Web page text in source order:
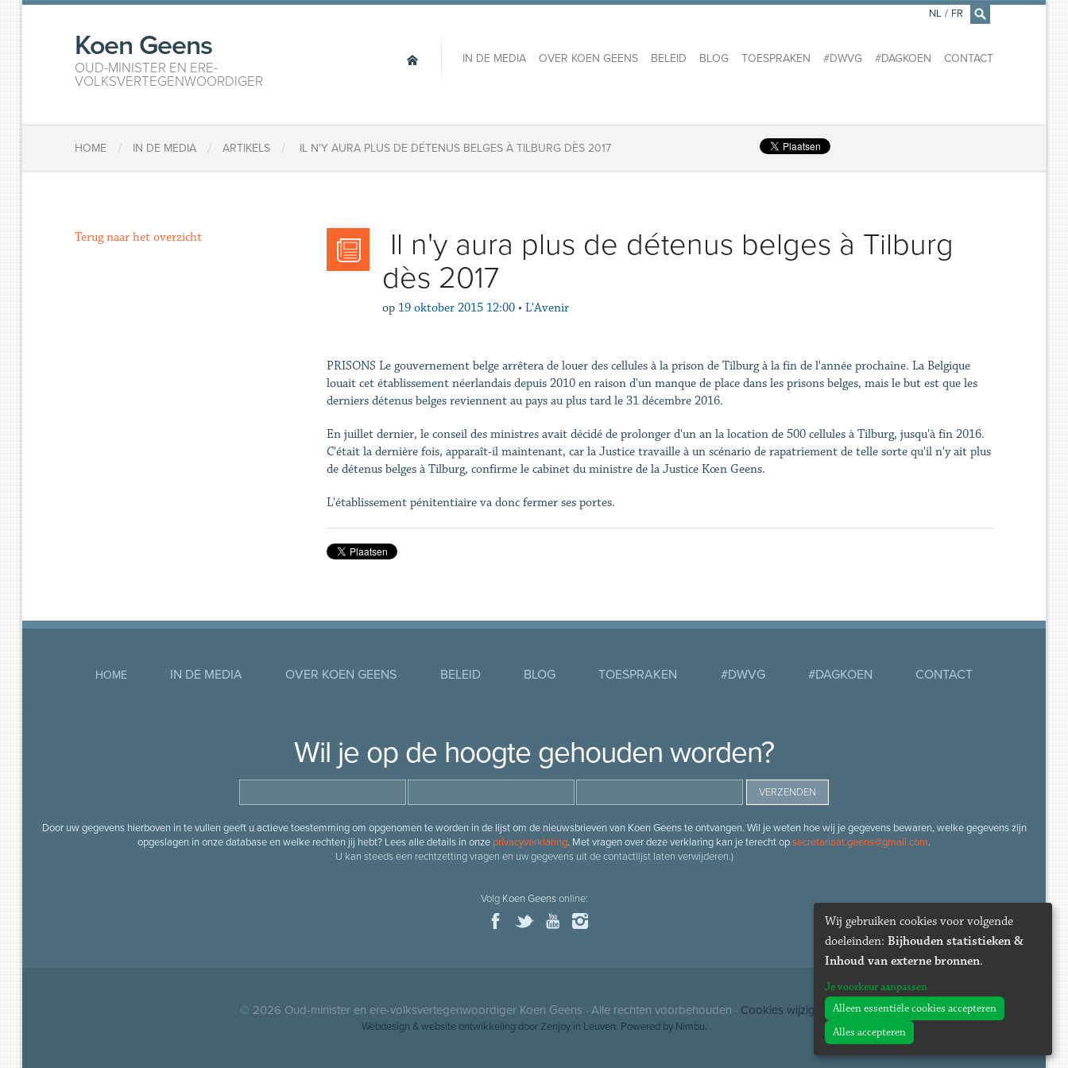
×
Koen Geens
OUD-MINISTER EN ERE-
VOLKSVERTEGENWOORDIGER
IN DE MEDIA OVER KOEN GEENS BELEID BLOG TOESPRAKEN #DWVG #DAGKOEN CONTACT
NL / FR
HOME / IN DE MEDIA / ARTIKELS / ​​​ IL N'Y AURA PLUS DE DÉTENUS BELGES À TILBURG DÈS 2017
​​​ Il n'y aura plus de détenus belges à Tilburg
dès 2017
op 19 oktober 2015 12:00 • L'Avenir
PRISONS Le gouvernement belge arrêtera de louer des cellules à la prison de Tilburg à la fin de l'année prochaine. La Belgique
louait cet établissement néerlandais depuis 2010 en raison d'un manque de place dans les prisons belges, mais le but est que les
derniers détenus belges reviennent au pays au plus tard le 31 décembre 2016.
En juillet dernier, le conseil des ministres avait décidé de prolonger d'un an la location de 500 cellules à Tilburg, jusqu'à fin 2016.
C'était la dernière fois, apparaît-il maintenant, car la Justice travaille à un scénario de rapatriement de telle sorte qu'il n'y ait plus
de détenus belges à Tilburg, confirme le cabinet du ministre de la Justice Kœn Geens.
L'établissement pénitentiaire va donc fermer ses portes.
Terug naar het overzicht
HOME IN DE MEDIA OVER KOEN GEENS BELEID BLOG TOESPRAKEN #DWVG #DAGKOEN CONTACT
Wil je op de hoogte gehouden worden?
Door uw gegevens hierboven in te vullen geeft u actieve toestemming om opgenomen te worden in de lijst om de nieuwsbrieven van Koen Geens te ontvangen. Wil je weten hoe wij je gegevens bewaren, welke gegevens zijn
opgeslagen in onze database en welke rechten jij hebt? Lees alle details in onze privacyverklaring. Met vragen over deze verklaring kan je terecht opsecretariaat.geens@gmail.com.
U kan steeds een rechtzetting vragen en uw gegevens uit de contactlijst laten verwijderen.)
Volg Koen Geensonline:
© 2026 Oud-minister en ere-volksvertegenwoordiger Koen Geens · Alle rechten voorbehouden · Cookies wijzigen
Webdesign &website ontwikkelingdoor Zenjoy in Leuven. Powered by Nimbu.
Wij gebruiken cookies voor volgende
doeleinden: Bijhouden statistieken &
Inhoud van externe bronnen.
Je voorkeur aanpassen
Alleen essentiële cookies accepteren
Alles accepteren